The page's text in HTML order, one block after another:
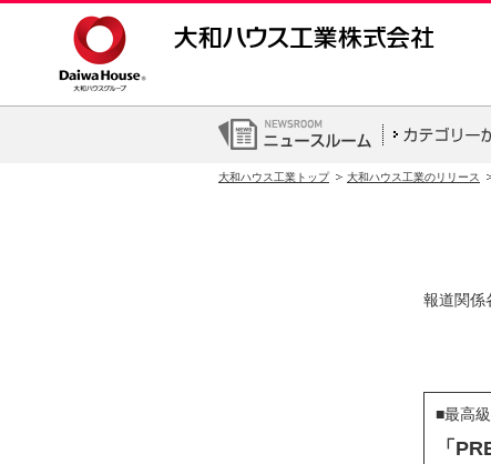
大和ハウス工業トップ 大和ハウス工業のリリース
報道関係
■最高
「